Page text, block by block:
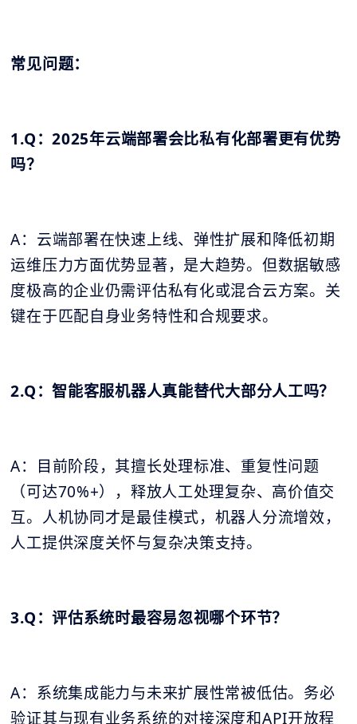
常见问题：
1.Q：2025年云端部署会比私有化部署更有优势
吗？
A：云端部署在快速上线、弹性扩展和降低初期
运维压力方面优势显著，是大趋势。但数据敏感
度极高的企业仍需评估私有化或混合云方案。关
键在于匹配自身业务特性和合规要求。
2.Q：智能客服机器人真能替代大部分人工吗？
A：目前阶段，其擅长处理标准、重复性问题
（可达70%+），释放人工处理复杂、高价值交
互。人机协同才是最佳模式，机器人分流增效，
人工提供深度关怀与复杂决策支持。
3.Q：评估系统时最容易忽视哪个环节？
A：系统集成能力与未来扩展性常被低估。务必
验证其与现有业务系统的对接深度和API开放程